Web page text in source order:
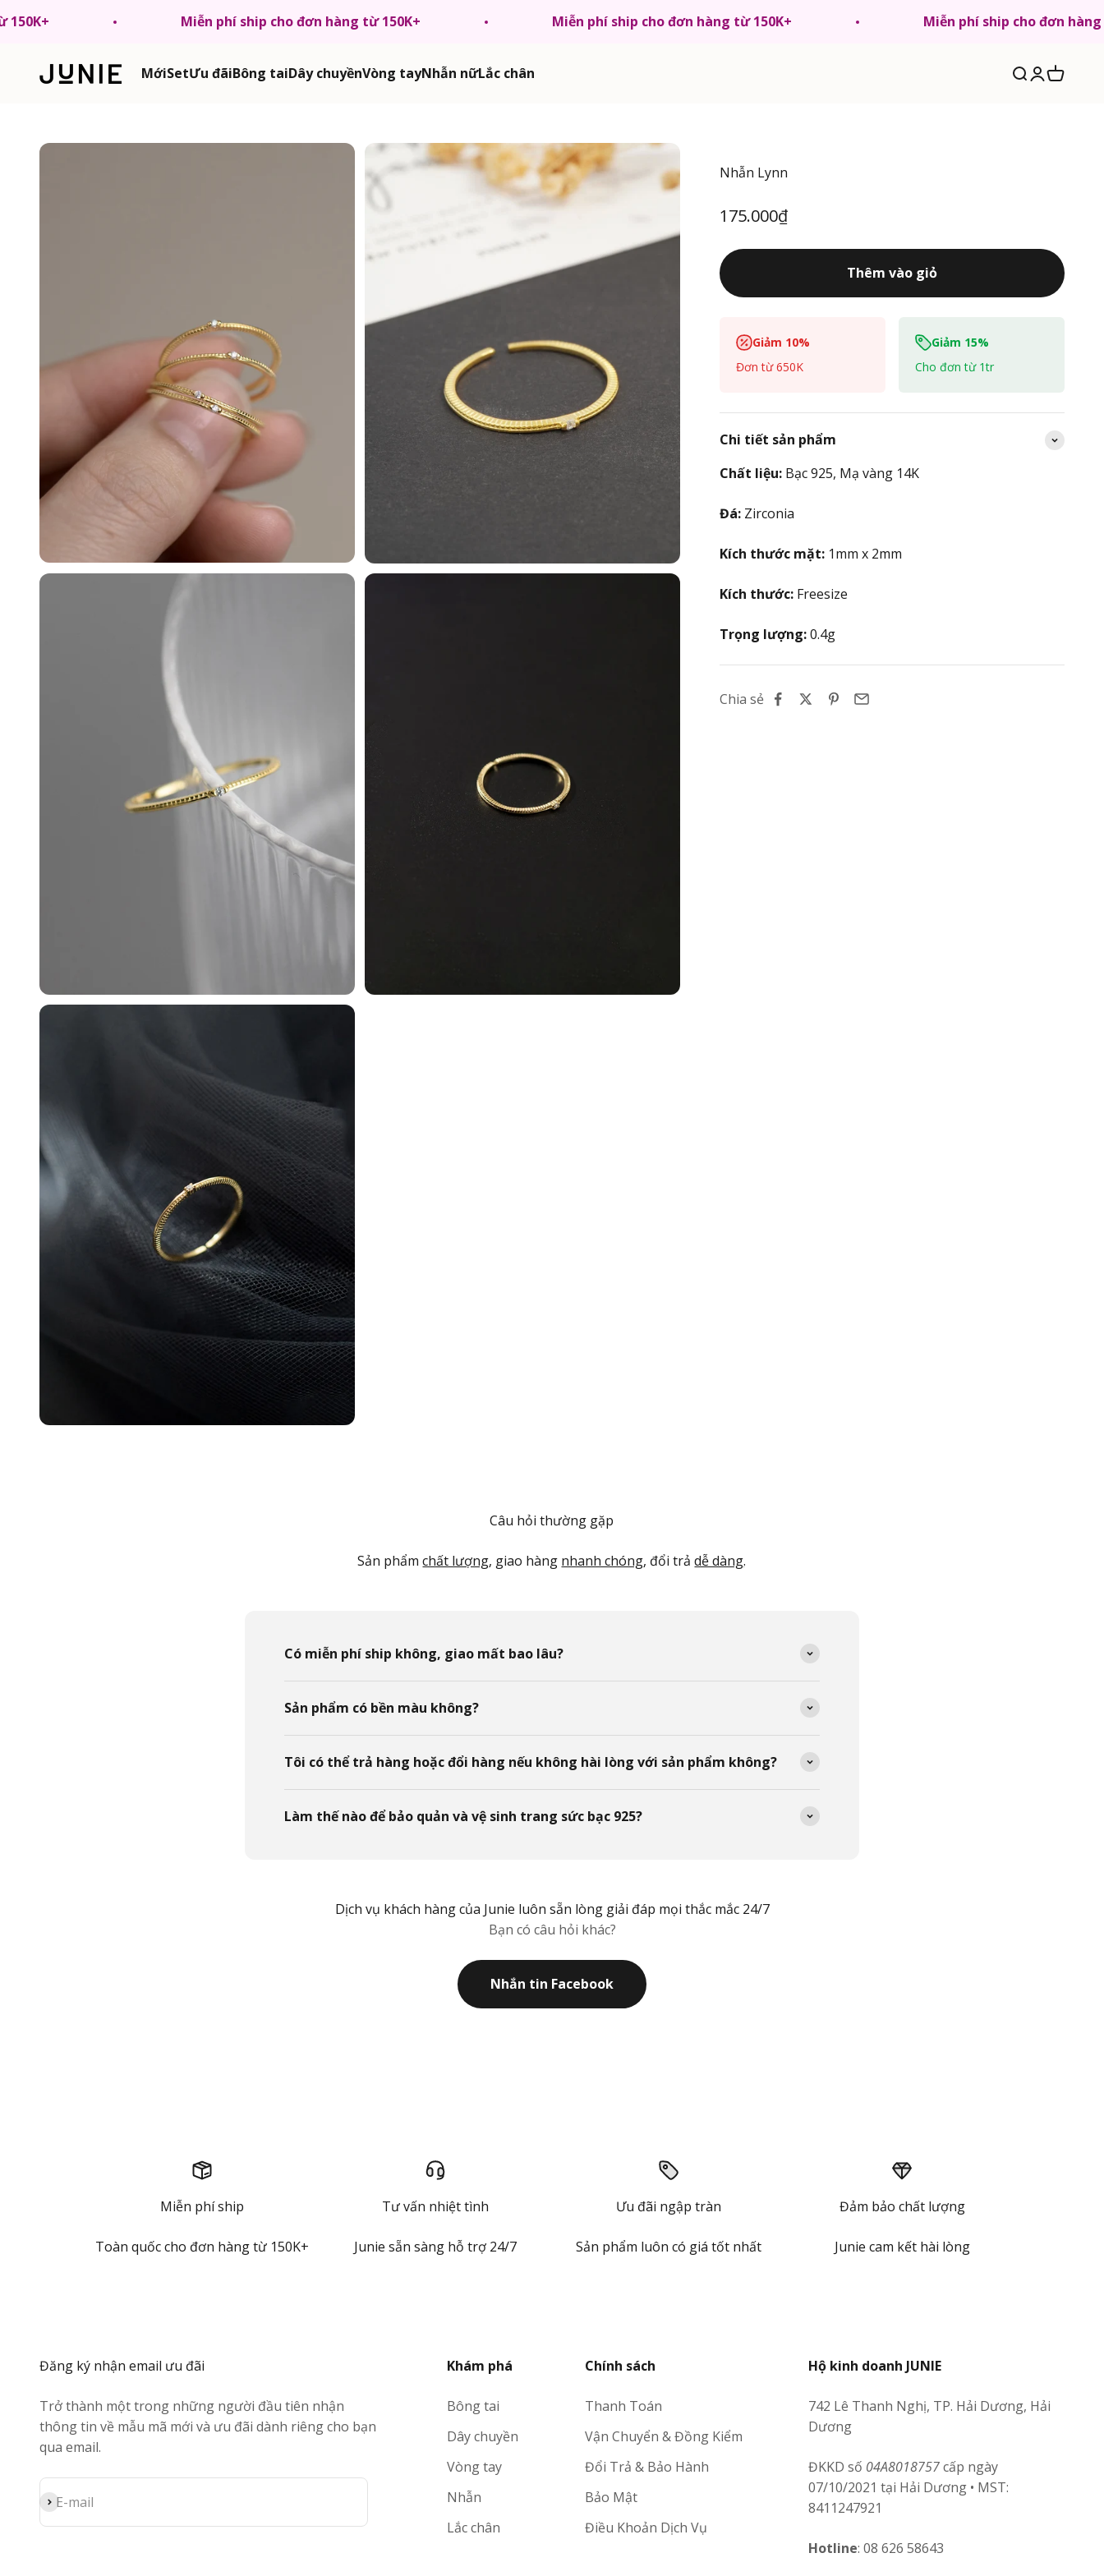
150K+ Miễn phí ship cho đơn hàng từ 150K+ Miễn phí ship cho đơn hàng từ 150K+ Miễn phí ship cho đơn
MớiSetƯu đãiBông taiDây chuyềnVòng tayNhẫn nữLắc chân
JUNIE VN Tìm kiếm
Đăng nhập
Giỏ hàng
Nhẫn Lynn
Giá Sale
175.000₫
Thêm vào giỏ
Giảm 10%
Đơn từ 650K
Giảm 15%
Cho đơn từ 1tr
Chi tiết sản phẩm
Chất liệu: Bạc 925, Mạ vàng 14K
Đá: Zirconia
Kích thước mặt: 1mm x 2mm
Kích thước: Freesize
Trọng lượng:0.4g
Chia sẻ
Câu hỏi thường gặp
Sản phẩmchất lượng, giao hàng nhanh chóng, đổi trảdễ dàng.
Có miễn phí ship không, giao mất bao lâu?
Sản phẩm có bền màu không?
Tôi có thể trả hàng hoặc đổi hàng nếu không hài lòng với sản phẩm không?
Làm thế nào để bảo quản và vệ sinh trang sức bạc 925?
Dịch vụ khách hàng của Junie luôn sẵn lòng giải đáp mọi thắc mắc 24/7
Bạn có câu hỏi khác?
Nhắn tin Facebook
Miễn phí ship
Toàn quốc cho đơn hàng từ 150K+
Tư vấn nhiệt tình
Junie sẵn sàng hỗ trợ 24/7
Ưu đãi ngập tràn
Sản phẩm luôn có giá tốt nhất
Đảm bảo chất lượng
Junie cam kết hài lòng
Đăng ký nhận email ưu đãi
Trở thành một trong những người đầu tiên nhận
thông tin về mẫu mã mới và ưu đãi dành riêng cho bạn
qua email.
E-mail
Đăng ký
Khám phá
Bông tai
Dây chuyền
Vòng tay
Nhẫn
Lắc chân
Chính sách
Thanh Toán
Vận Chuyển & Đồng Kiểm
Đổi Trả & Bảo Hành
Bảo Mật
Điều Khoản Dịch Vụ
Hộ kinh doanh JUNIE
742 Lê Thanh Nghị, TP. Hải Dương, Hải
Dương
ĐKKD số 04A8018757cấp ngày
07/10/2021 tại Hải Dương • MST:
8411247921
Hotline: 08 626 58643